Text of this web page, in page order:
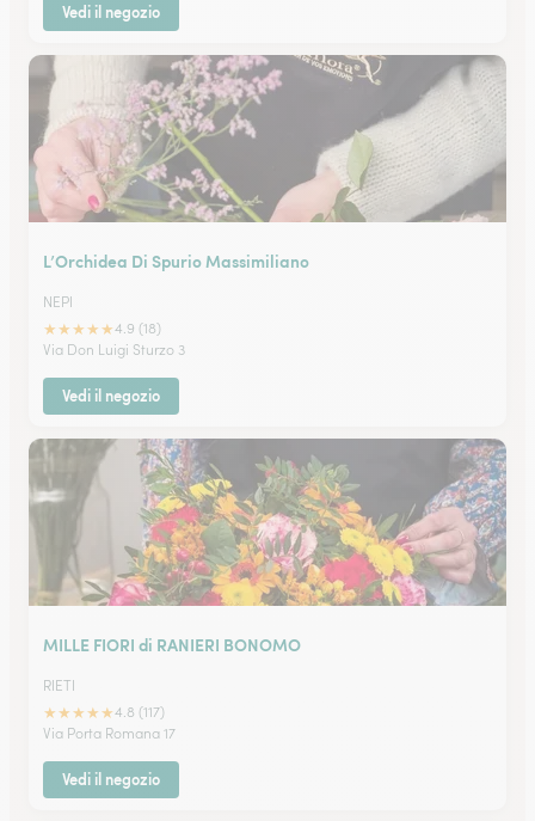
Vedi il negozio
L’Orchidea Di Spurio Massimiliano
NEPI
★★★★★4.9 (18)
Via Don Luigi Sturzo 3
Vedi il negozio
MILLE FIORI di RANIERI BONOMO
RIETI
★★★★★4.8 (117)
Via Porta Romana 17
Vedi il negozio